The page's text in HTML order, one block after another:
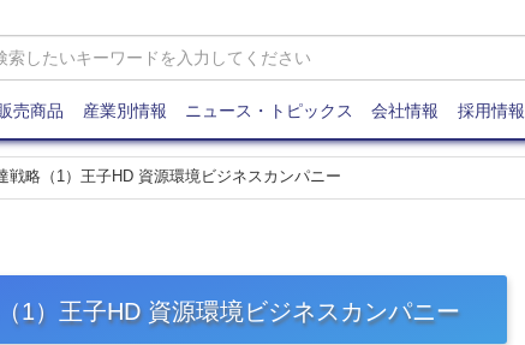
売商品 産業別情報 ニュース・トピックス 会社情報 採用情報
戦略（1）王子HD 資源環境ビジネスカンパニー
1）王子HD 資源環境ビジネスカンパニー